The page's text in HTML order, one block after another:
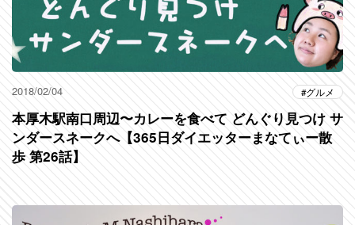
2018/02/04 グルメ
本厚木駅南口周辺〜カレーを食べて どんぐり見つけ サ
ンダースネークへ【365日ダイエッターまなてぃー散
歩 第26話】